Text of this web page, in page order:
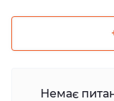
Немає